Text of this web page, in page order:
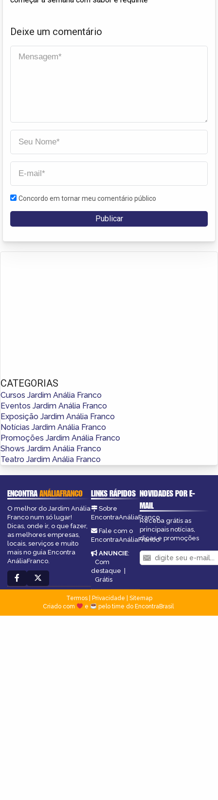
Deixe um comentário
Concordo em tornar meu comentário público
CATEGORIAS
Cursos Jardim Anália Franco
Eventos Jardim Anália Franco
Exposição Jardim Anália Franco
Notícias Jardim Anália Franco
Promoções Jardim Anália Franco
Shows Jardim Anália Franco
Teatro Jardim Anália Franco
ENCONTRAANÁLIAFRANCO
O melhor do Jardim Anália
Franco num só lugar!
Dicas, onde ir, o que fazer,
as melhores empresas,
locais, serviços e muito
mais no guia Encontra
AnáliaFranco.
LINKS RÁPIDOS
Sobre
EncontraAnáliaFranco
Fale com o
EncontraAnáliaFranco
ANUNCIE:
Com
destaque
Grátis
NOVIDADES POR E-
MAIL
Receba grátis as
principais notícias,
dicas e promoções
Termos| Privacidade
Sitemap
Criado com
e pelo time do EncontraBrasil